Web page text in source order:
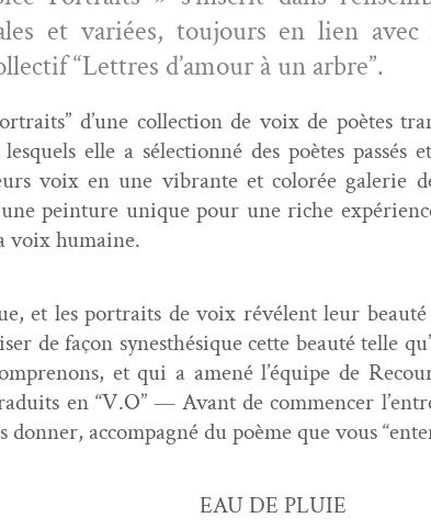
et var­iées, tou­jours en lien avec
“Let­tres d’amour à un arbre”.
d’une col­lec­tion de voix de poètes
elle a sélec­tion­né des poètes passés
voix en une vibrante et col­orée galerie
pein­ture unique pour une riche
voix humaine.
et les por­traits de voix révé­lent leur
de façon synesthésique cette beauté telle
et qui a amené l’équipe de
en “V.O” — Avant de com­mencer
accom­pa­g­né du poème que vous
EAU DE PLUIE